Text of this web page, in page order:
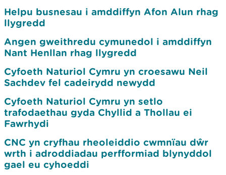
Helpu busnesau i amddiffyn Afon Alun rhag
llygredd
Angen gweithredu cymunedol i amddiffyn
Nant Henllan rhag llygredd
Cyfoeth Naturiol Cymru yn croesawu Neil
Sachdev fel cadeirydd newydd
Cyfoeth Naturiol Cymru yn setlo
trafodaethau gyda Chyllid a Thollau ei
Fawrhydi
CNC yn cryfhau rheoleiddio cwmnïau dŵr
wrth i adroddiadau perfformiad blynyddol
gael eu cyhoeddi